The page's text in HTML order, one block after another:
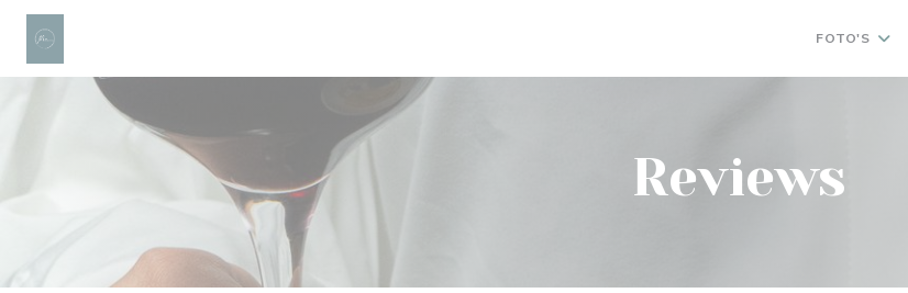
Cookies beheer paneel
FOTO'S
Reviews